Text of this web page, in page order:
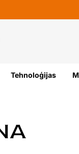
Tehnoloģijas